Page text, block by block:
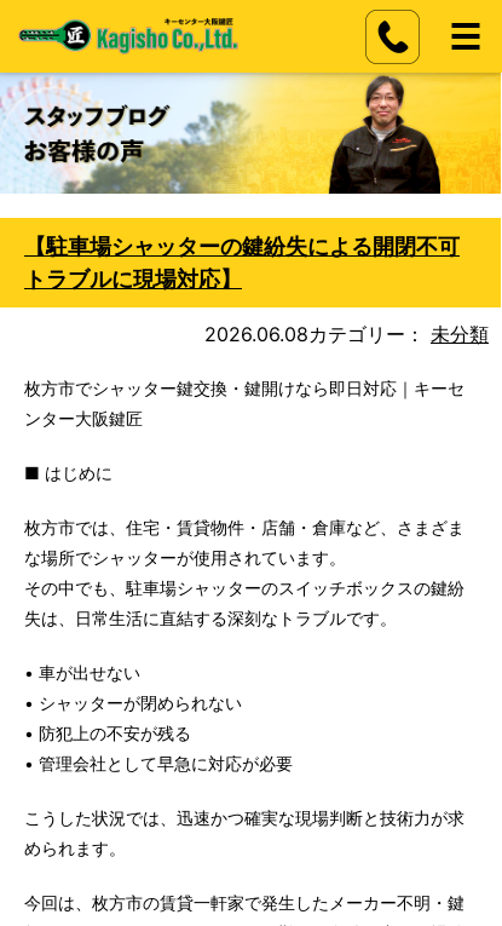
【駐車場シャッターの鍵紛失による開閉不可
トラブルに現場対応】
2026.06.08カテゴリー： 未分類
枚方市でシャッター鍵交換・鍵開けなら即日対応｜キーセ
ンター大阪鍵匠
■ はじめに
枚方市では、住宅・賃貸物件・店舗・倉庫など、さまざま
な場所でシャッターが使用されています。
その中でも、駐車場シャッターのスイッチボックスの鍵紛
失は、日常生活に直結する深刻なトラブルです。
• 車が出せない
• シャッターが閉められない
• 防犯上の不安が残る
• 管理会社として早急に対応が必要
こうした状況では、迅速かつ確実な現場判断と技術力が求
められます。
今回は、枚方市の賃貸一軒家で発生したメーカー不明・鍵